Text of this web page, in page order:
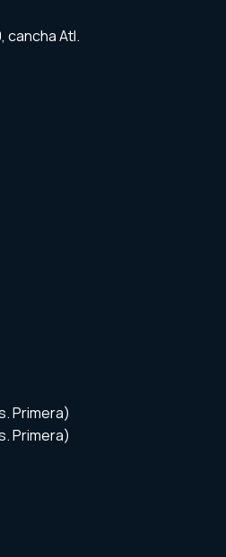
cancha Atl.
Primera)
Primera)